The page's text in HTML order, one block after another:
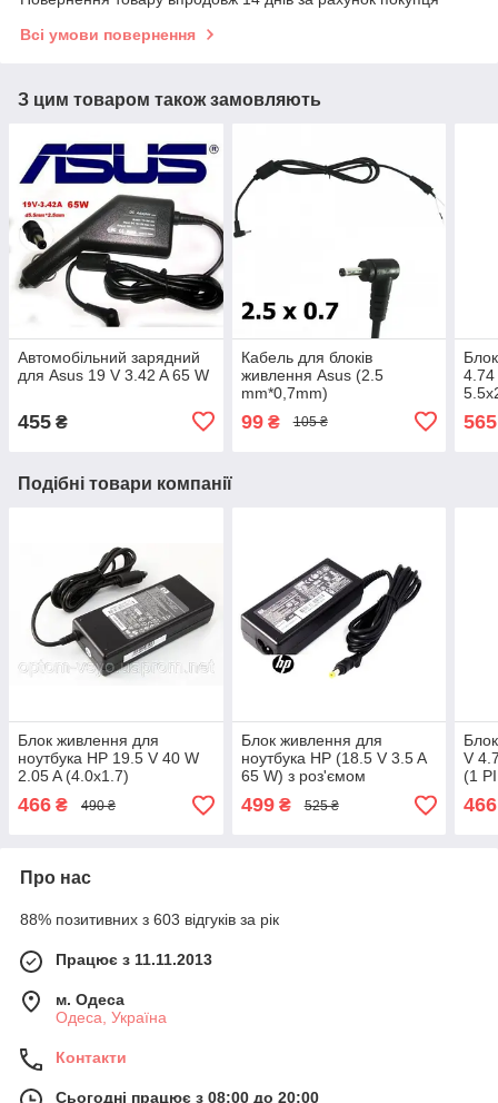
Всі умови повернення
З цим товаром також замовляють
Автомобільний зарядний
для Asus 19 V 3.42 A 65 W
455 ₴
Кабель для блоків
живлення Asus (2.5
mm*0,7mm)
99₴ 105 ₴
4.74
565
Подібні товари компанії
Блок живлення для
ноутбука HP 19.5 V 40 W
2.05 A (4.0x1.7)
466 ₴ 490 ₴
Блок живлення для
ноутбука HP (18.5 V 3.5 A
65 W) з роз'ємом
4.8х1.7мм
499₴ 525 ₴
V
(1
466
Про нас
88% позитивних з 603 відгуків за рік
Працює з 11.11.2013
м. Одеса
Одеса, Україна
Контакти
Сьогодні працює з 08:00 до 20:00